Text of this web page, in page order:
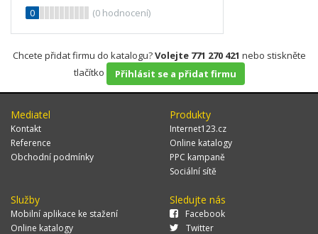
0
(0 hodnocení)
Chcete přidat firmu do katalogu?Volejte 771 270 421 nebo stiskněte
tlačítko
Přihlásit se a přidat firmu
Mediatel
Kontakt
Reference
Obchodní podmínky
Produkty
Internet123.cz
Online katalogy
PPC kampaně
Sociální sítě
Služby
Mobilní aplikace ke stažení
Online katalogy
Sledujte nás
Facebook
Twitter